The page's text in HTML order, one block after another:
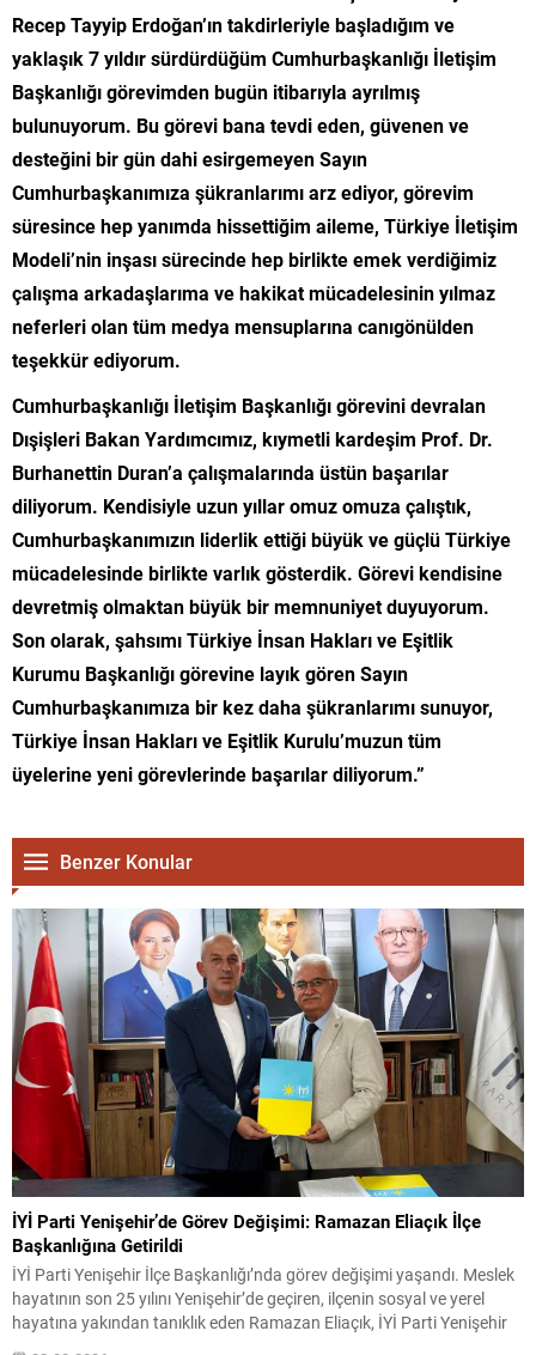
Recep Tayyip Erdoğan’ın takdirleriyle başladığım ve
yaklaşık 7 yıldır sürdürdüğüm Cumhurbaşkanlığı İletişim
Başkanlığı görevimden bugün itibarıyla ayrılmış
bulunuyorum. Bu görevi bana tevdi eden, güvenen ve
desteğini bir gün dahi esirgemeyen Sayın
Cumhurbaşkanımıza şükranlarımı arz ediyor, görevim
süresince hep yanımda hissettiğim aileme, Türkiye İletişim
Modeli’nin inşası sürecinde hep birlikte emek verdiğimiz
çalışma arkadaşlarıma ve hakikat mücadelesinin yılmaz
neferleri olan tüm medya mensuplarına canıgönülden
teşekkür ediyorum.
Cumhurbaşkanlığı İletişim Başkanlığı görevini devralan
Dışişleri Bakan Yardımcımız, kıymetli kardeşim Prof. Dr.
Burhanettin Duran’a çalışmalarında üstün başarılar
diliyorum. Kendisiyle uzun yıllar omuz omuza çalıştık,
Cumhurbaşkanımızın liderlik ettiği büyük ve güçlü Türkiye
mücadelesinde birlikte varlık gösterdik. Görevi kendisine
devretmiş olmaktan büyük bir memnuniyet duyuyorum.
Son olarak, şahsımı Türkiye İnsan Hakları ve Eşitlik
Kurumu Başkanlığı görevine layık gören Sayın
Cumhurbaşkanımıza bir kez daha şükranlarımı sunuyor,
Türkiye İnsan Hakları ve Eşitlik Kurulu’muzun tüm
üyelerine yeni görevlerinde başarılar diliyorum.”
Benzer Konular
İYİ Parti Yenişehir’de Görev Değişimi: Ramazan Eliaçık İlçe
Başkanlığına Getirildi
İYİ Parti Yenişehir İlçe Başkanlığı’nda görev değişimi yaşandı. Meslek
hayatının son 25 yılını Yenişehir’de geçiren, ilçenin sosyal ve yerel
hayatına yakından tanıklık eden Ramazan Eliaçık, İYİ Parti Yenişehir